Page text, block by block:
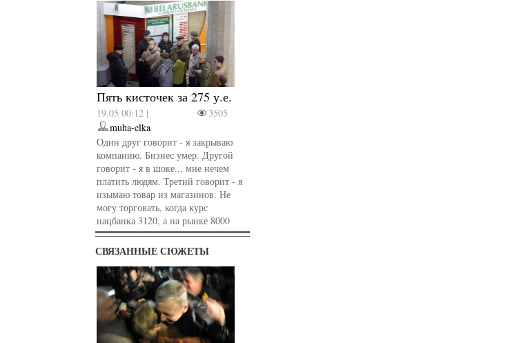
Пять кисточек за 275 у.е.
19.05 00:12 |
3505
muha-elka
Один друг говорит - я закрываю
компанию. Бизнес умер. Другой
говорит - я в шоке... мне нечем
платить людям. Третий говорит - я
изымаю товар из магазинов. Не
могу торговать, когда курс
нацбанка 3120, а на рынке 8000
СВЯЗАННЫЕ СЮЖЕТЫ